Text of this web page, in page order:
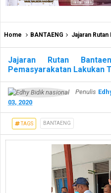
Home BANTAENG Jajaran Rutan
Jajaran Rutan
Pemasyarakatan Lakukan
Penulis
03, 2020
TAGS BANTAENG